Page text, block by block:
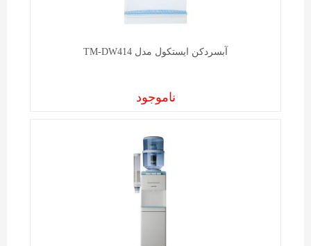
آبسردکن ايستکول مدل TM-DW414
ناموجود